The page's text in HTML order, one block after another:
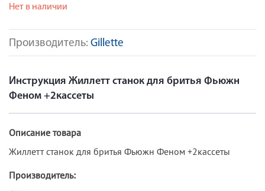
Производитель: Gillette
Нет в наличии
Инструкция Жиллетт станок для бритья Фьюжн
Феном +2кассеты
Описание товара
Жиллетт станок для бритья Фьюжн Феном +2кассеты
Производитель: